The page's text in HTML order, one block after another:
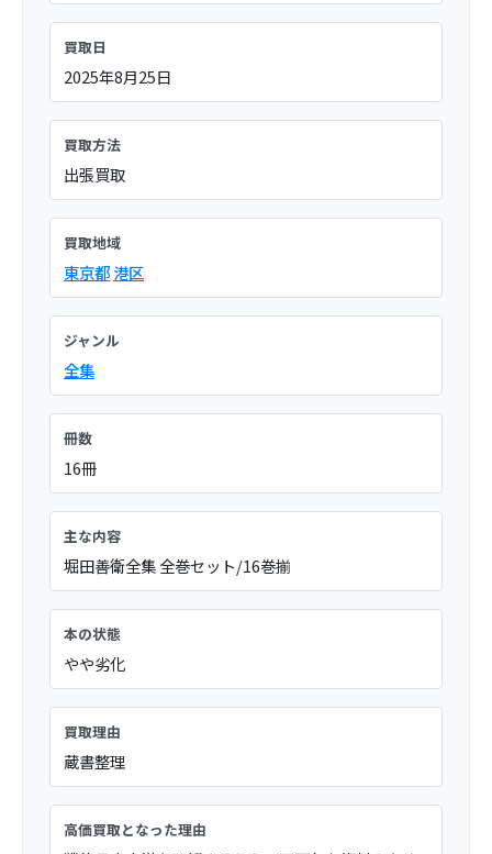
買取日
2025年8月25日
買取方法
出張買取
買取地域
東京都港区
ジャンル
全集
冊数
16冊
主な内容
堀田善衛全集 全巻セット/16巻揃
本の状態
やや劣化
買取理由
蔵書整理
高価買取となった理由